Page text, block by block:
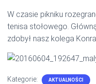
W czasie pikniku
tenisa stołowego.
zdobył nasz kolega
Kategorie: AKTUALNOŚCI